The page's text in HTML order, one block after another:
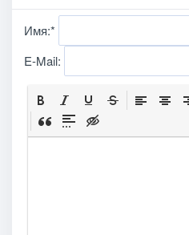
Имя:*
E-Mail: